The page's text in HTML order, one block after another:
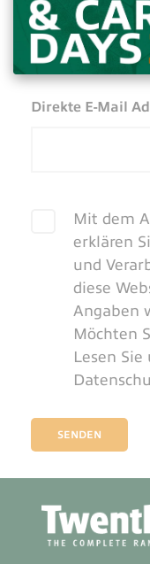
Direkte
Direkte E-Mail
Mit dem
erklären
und
diese
Angaben
Möchten
Lesen Sie
SENDEN